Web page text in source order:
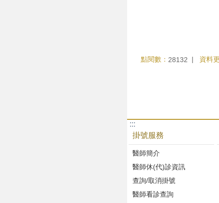
點閱數： 28132 資料
:::
掛號服務
醫師簡介
醫師休(代)診資訊
查詢/取消掛號
醫師看診查詢